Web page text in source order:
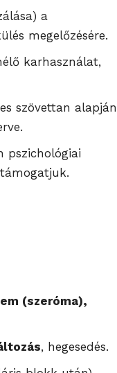
a
megelőzésére.
karhasználat,
szövettan alapján
pszichológiai
(szeróma),
, hegesedés.